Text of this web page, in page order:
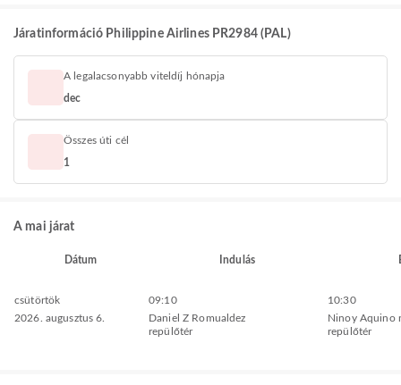
Járatinformáció Philippine Airlines PR2984 (PAL)
A legalacsonyabb viteldíj hónapja
dec
Összes úti cél
1
A mai járat
Dátum Indulás
csütörtök
2026. augusztus 6.
09:10
Daniel Z Romualdez
repülőtér
10:30
Ninoy Aquino
repülőtér